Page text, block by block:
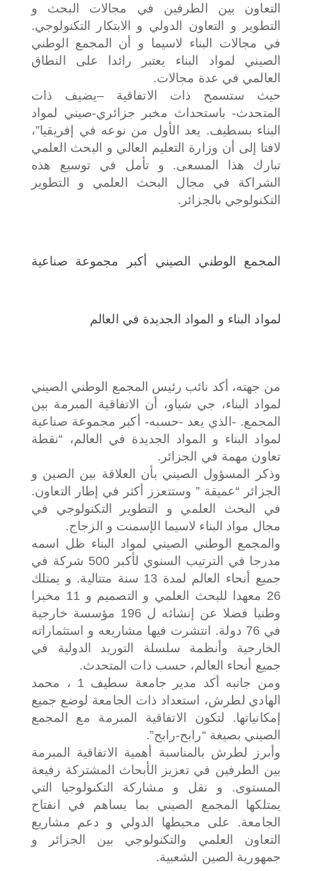
التعاون بين الطرفين في مجالات البحث و
التطوير و التعاون الدولي و الابتكار التكنولوجي.
في مجالات البناء لاسيما و أن المجمع الوطني
الصيني لمواد البناء يعتبر رائدا على النطاق
العالمي في عدة مجالات.
حيث ستسمح ذات الاتفاقية –يضيف ذات
المتحدث- باستحداث مخبر جزائري-صيني لمواد
البناء بسطيف. يعد الأول من نوعه في إفريقيا”،
لافتا إلى أن وزارة التعليم العالي و البحث العلمي
تبارك هذا المسعى. و تأمل في توسيع هذه
الشراكة في مجال البحث العلمي و التطوير
التكنولوجي بالجزائر.
المجمع الوطني الصيني أكبر مجموعة صناعية
لمواد البناء و المواد الجديدة في العالم
من جهته، أكد نائب رئيس المجمع الوطني الصيني
لمواد البناء، جي شياو، أن الاتفاقية المبرمة بين
المجمع. -الذي يعد -حسبه- أكبر مجموعة صناعية
لمواد البناء و المواد الجديدة في العالم، “نقطة
تعاون مهمة في الجزائر.
وذكر المسؤول الصيني بأن العلاقة بين الصين و
الجزائر “عميقة ” وستتعزز أكثر في إطار التعاون.
في البحث العلمي و التطوير التكنولوجي في
مجال مواد البناء لاسيما الإسمنت و الزجاج.
والمجمع الوطني الصيني لمواد البناء ظل اسمه
مدرجا في الترتيب السنوي لأكبر 500 شركة في
جميع أنحاء العالم لمدة 13 سنة متتالية. و يمتلك
26 معهدا للبحث العلمي و التصميم و 11 مخبرا
وطنيا فضلا عن إنشائه ل 196 مؤسسة خارجية
في 76 دولة. انتشرت فيها مشاريعه و استثماراته
الخارجية وأنظمة سلسلة التوريد الدولية في
جميع أنحاء العالم، حسب ذات المتحدث.
ومن جانبه أكد مدير جامعة سطيف 1 ، محمد
الهادي لطرش، استعداد ذات الجامعة لوضع جميع
إمكانياتها. لتكون الاتفاقية المبرمة مع المجمع
الصيني بصيغة “رابح-رابح”.
وأبرز لطرش بالمناسبة أهمية الاتفاقية المبرمة
بين الطرفين في تعزيز الأبحاث المشتركة رفيعة
المستوى. و نقل و مشاركة التكنولوجيا التي
يمتلكها المجمع الصيني بما يساهم في انفتاح
الجامعة. على محيطها الدولي و دعم مشاريع
التعاون العلمي والتكنولوجي بين الجزائر و
جمهورية الصين الشعبية.